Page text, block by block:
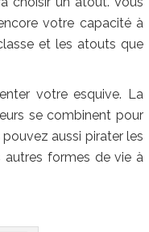
votre capacité à
et les atouts que
votre esquive. La
se combinent pour
aussi pirater les
autres formes de vie à